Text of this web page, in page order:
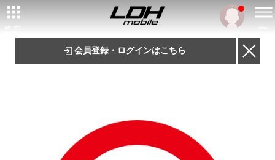
会員登録・ログインはこちら